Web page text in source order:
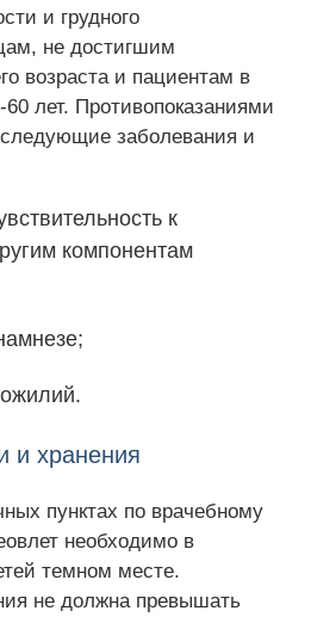
и грудного
не достигшим
возраста и пациентам в
лет. Противопоказаниями
заболевания и
к
компонентам
и хранения
пунктах по врачебному
необходимо в
темном месте.
не должна превышать